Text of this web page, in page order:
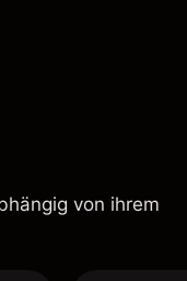
von ihrem